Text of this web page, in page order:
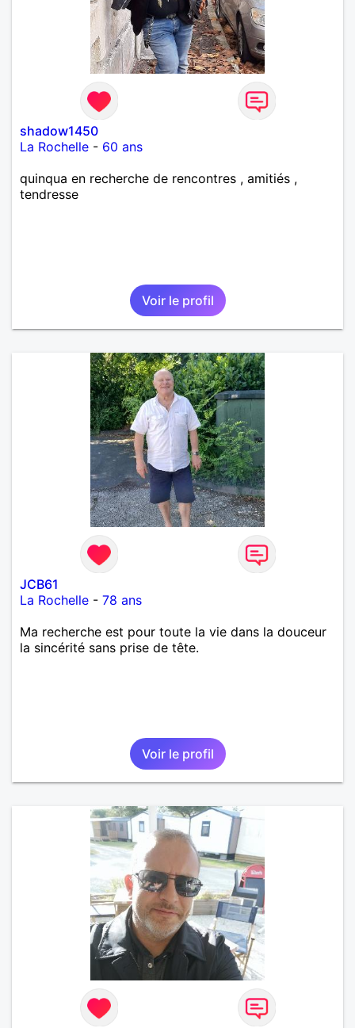
shadow1450
La Rochelle - 60 ans
quinqua en recherche de rencontres , amitiés ,
tendresse
Voir le profil
JCB61
La Rochelle - 78 ans
Ma recherche est pour toute la vie dans la douceur
la sincérité sans prise de tête.
Voir le profil